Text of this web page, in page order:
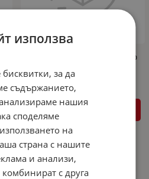
3D Гумени стелки за Volkswagen Polo
по:
използва
за да
съдържанието,
нашия
споделяме
на
страна с нашите
и анализи,
с друга